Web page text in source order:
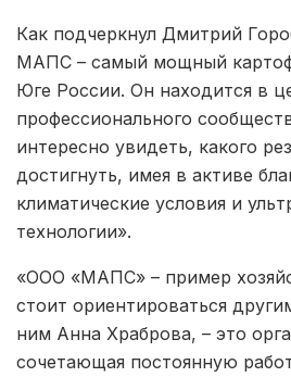
Как подчеркнул Дмитрий
МАПС – самый мощный
Юге России. Он находится в
профессионального
интересно увидеть, какого
достигнуть, имея в активе
климатические условия и
технологии».
«ООО «МАПС» – пример
стоит ориентироваться
ним Анна Храброва, – это
сочетающая постоянную